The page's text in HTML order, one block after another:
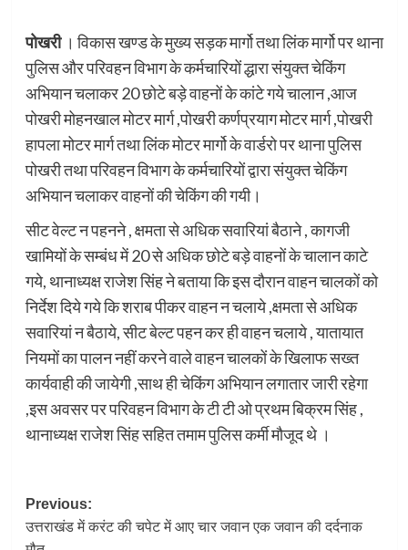
पोखरी। विकास खण्ड के मुख्य सड़क मार्गो तथा लिंक मार्गो पर थाना
पुलिस और परिवहन विभाग के कर्मचारियों द्धारा संयुक्त चेकिंग
अभियान चलाकर 20 छोटे बड़े वाहनों के कांटे गये चालान ,आज
पोखरी मोहनखाल मोटर मार्ग ,पोखरी कर्णप्रयाग मोटर मार्ग ,पोखरी
हापला मोटर मार्ग तथा लिंक मोटर मार्गो के वार्डरो पर थाना पुलिस
पोखरी तथा परिवहन विभाग के कर्मचारियों द्वारा संयुक्त चेकिंग
अभियान चलाकर वाहनों की चेकिंग की गयी।
सीट वेल्ट न पहनने , क्षमता से अधिक सवारियां बैठाने , कागजी
खामियों के सम्बंध में 20 से अधिक छोटे बड़े वाहनों के चालान काटे
गये, थानाध्यक्ष राजेश सिंह ने बताया कि इस दौरान वाहन चालकों को
निर्देश दिये गये कि शराब पीकर वाहन न चलाये ,क्षमता से अधिक
सवारियां न बैठाये, सीट बेल्ट पहन कर ही वाहन चलाये , यातायात
नियमों का पालन नहीं करने वाले वाहन चालकों के खिलाफ सख्त
कार्यवाही की जायेगी ,साथ ही चेकिंग अभियान लगातार जारी रहेगा
,इस अवसर पर परिवहन विभाग के टी टी ओ प्रथम बिक्रम सिंह ,
थानाध्यक्ष राजेश सिंह सहित तमाम पुलिस कर्मी मौजूद थे ।
Post
navigation
Previous:
उत्तराखंड में करंट की चपेट में आए चार जवान एक जवान की दर्दनाक